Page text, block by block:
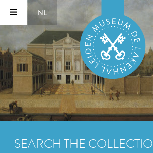
NL
SEARCH THE